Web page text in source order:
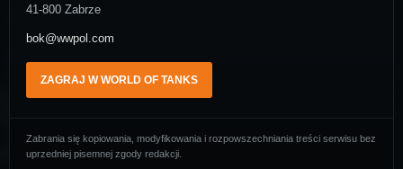
41-800 Zabrze
bok@wwpol.com
ZAGRAJ W WORLD OF TANKS
Zabrania się kopiowania, modyfikowania i rozpowszechniania treści serwisu bez
uprzedniej pisemnej zgody redakcji.